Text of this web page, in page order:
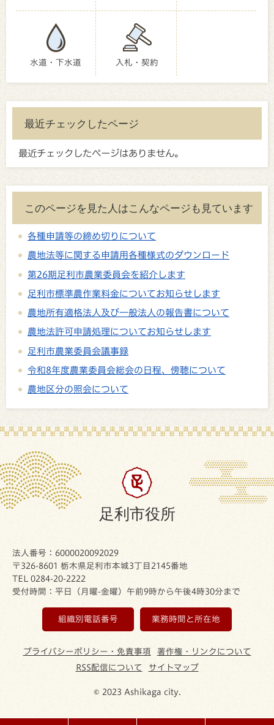
水道・下水道 入札・契約
最近チェックしたページ
最近チェックしたページはありません。
このページを見た人はこんなページも見ています
各種申請等の締め切りについて
農地法等に関する申請用各種様式のダウンロード
第26期足利市農業委員会を紹介します
足利市標準農作業料金についてお知らせします
農地所有適格法人及び一般法人の報告書について
農地法許可申請処理についてお知らせします
足利市農業委員会議事録
令和8年度農業委員会総会の日程、傍聴について
農地区分の照会について
足利市役所
法人番号：6000020092029
〒326-8601 栃木県足利市本城3丁目2145番地
TEL 0284-20-2222
受付時間：平日（月曜-金曜）午前9時から午後4時30分まで
組織別電話番号 業務時間と所在地
プライバシーポリシー・免責事項
著作権・リンクについて
RSS配信について
サイトマップ
© 2023 Ashikaga city.